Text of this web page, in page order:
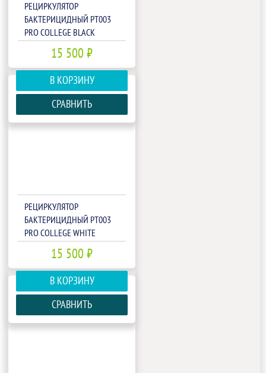
РЕЦИРКУЛЯТОР
БАКТЕРИЦИДНЫЙ РТ003
PRO COLLEGE BLACK
15 500 ₽
В КОРЗИНУ
СРАВНИТЬ
РЕЦИРКУЛЯТОР
БАКТЕРИЦИДНЫЙ РТ003
PRO COLLEGE WHITE
15 500 ₽
В КОРЗИНУ
СРАВНИТЬ